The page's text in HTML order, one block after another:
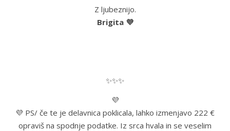
Z ljubeznijo.
Brigita 💜
✨✨✨
💜
💜 PS/ če te je delavnica poklicala, lahko izmenjavo 222 €
opraviš na spodnje podatke. Iz srca hvala in se veselim